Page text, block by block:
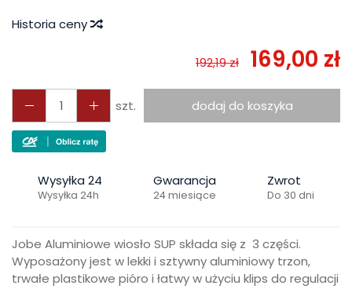
Historia ceny
192,19 zł 169,00 zł
szt. dodaj do koszyka
Wysyłka 24
Wysyłka 24h
Gwarancja
24 miesiące
Zwrot
Do 30 dni
Jobe Aluminiowe wiosło SUP składa się z 3 części.
Wyposażony jest w lekki i sztywny aluminiowy trzon,
trwałe plastikowe pióro i łatwy w użyciu klips do regulacji